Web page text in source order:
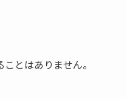
とはありません。